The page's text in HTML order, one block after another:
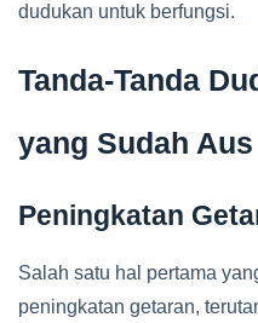
dudukan untuk berfungsi.
Tanda-Tanda
yang Sudah Aus
Peningkatan
Salah satu hal pertama
peningkatan getaran,